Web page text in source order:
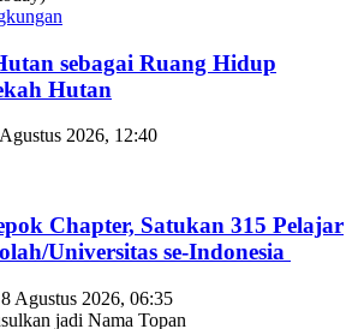
sebagai Ruang Hidup
Hutan
2026, 12:40
Chapter, Satukan 315 Pelajar
Universitas se-Indonesia
Agustus 2026, 06:35